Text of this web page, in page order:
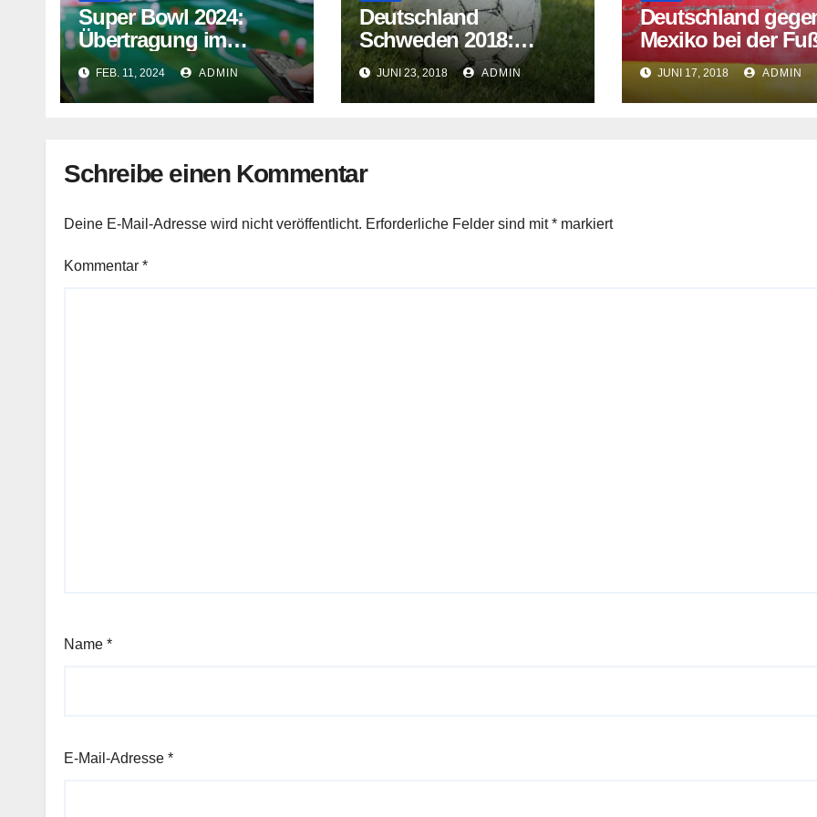
Super Bowl 2024:
Übertragung im
deutschen TV
FEB. 11, 2024 ADMIN
Deutschland
Schweden 2018:
Prognose für heute
JUNI 23, 2018 ADMIN
Deutschland
Mexiko bei der
WM 2018:
Spielstand & mehr
JUNI 17, 2018 ADMIN
Schreibe einen Kommentar
Deine E-Mail-Adresse wird nicht veröffentlicht. Erforderliche Felder sind mit* markiert
Kommentar *
Name *
E-Mail-Adresse *